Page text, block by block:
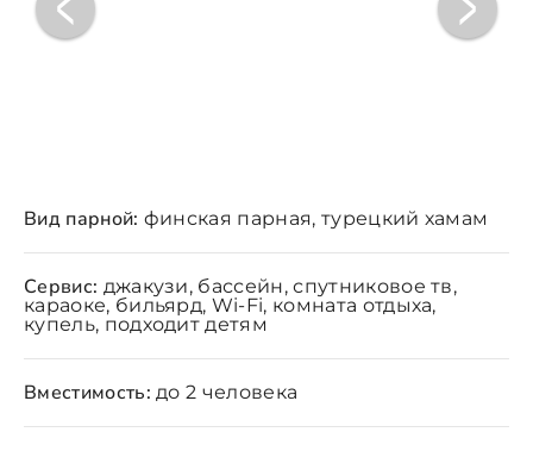
Вид парной: финская парная, турецкий хамам
Сервис: джакузи, бассейн, спутниковое тв,
караоке, бильярд, Wi-Fi, комната отдыха,
купель, подходит детям
Вместимость: до 2 человека